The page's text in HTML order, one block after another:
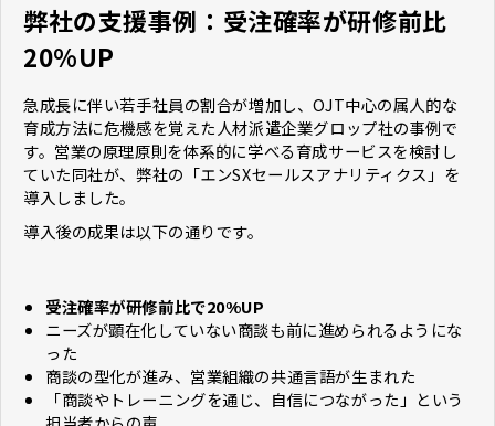
弊社の支援事例：受注確率が研修前比
20%UP
急成長に伴い若手社員の割合が増加し、OJT中心の属人的な
育成方法に危機感を覚えた人材派遣企業グロップ社の事例で
す。営業の原理原則を体系的に学べる育成サービスを検討し
ていた同社が、弊社の「エンSXセールスアナリティクス」を
導入しました。
導入後の成果は以下の通りです。
受注確率が研修前比で20%UP
ニーズが顕在化していない商談も前に進められるようにな
った
商談の型化が進み、営業組織の共通言語が生まれた
「商談やトレーニングを通じ、自信につながった」という